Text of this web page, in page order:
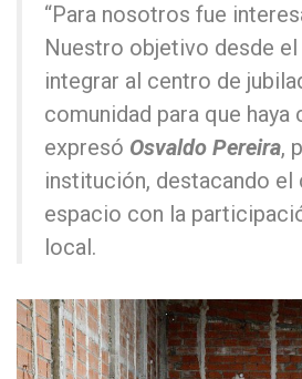
“Para nosotros fue
Nuestro objetivo desde
integrar al centro de
comunidad para que haya
expresó Osvaldo Pereira,
institución, destacando
espacio con la
local.